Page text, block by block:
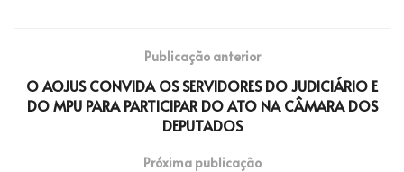
Publicação anterior
O AOJUS CONVIDA OS SERVIDORES DO JUDICIÁRIO E
DO MPU PARA PARTICIPAR DO ATO NA CÂMARA DOS
DEPUTADOS
Próxima publicação